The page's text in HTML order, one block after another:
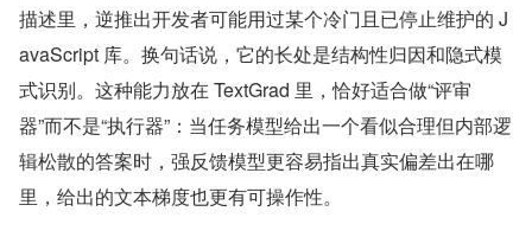
描述里，逆推出开发者可能用过某个冷门且已停止维护的 J
avaScript 库。换句话说，它的长处是结构性归因和隐式模
式识别。这种能力放在 TextGrad 里，恰好适合做“评审
器”而不是“执行器”：当任务模型给出一个看似合理但内部逻
辑松散的答案时，强反馈模型更容易指出真实偏差出在哪
里，给出的文本梯度也更有可操作性。